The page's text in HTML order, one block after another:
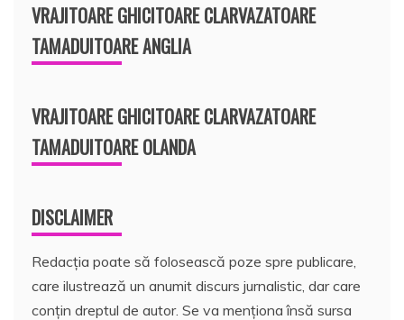
VRAJITOARE GHICITOARE CLARVAZATOARE
TAMADUITOARE ANGLIA
VRAJITOARE GHICITOARE CLARVAZATOARE
TAMADUITOARE OLANDA
DISCLAIMER
Redacția poate să folosească poze spre publicare,
care ilustrează un anumit discurs jurnalistic, dar care
conțin dreptul de autor. Se va menționa însă sursa